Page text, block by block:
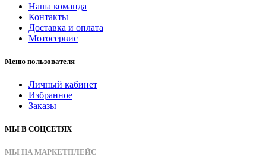
Наша команда
Контакты
Доставка и оплата
Мотосервис
Меню пользователя
Личный кабинет
Избранное
Заказы
МЫ В СОЦСЕТЯХ
МЫ НА МАРКЕТПЛЕЙС